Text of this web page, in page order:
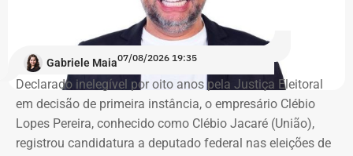
Favelas (MLB), dona Enita afirmou que o grupo de
ocupantes chegou ao atual prédio depois de sofrer quatro
“Nós já sofremos quatro despejos. O objetivo da
ocupação é justamente dar ao imóvel uma função social
que atenda as necessidades básicas das famílias. Desde
que eu entrei no MLB nunca faltou comida. Só o que falta
Gabriele Maia07/08/2026 19:35
Declarado inelegível por oito anos pela Justiça Eleitoral
em decisão de primeira instância, o empresário Clébio
Lopes Pereira, conhecido como Clébio Jacaré (União),
registrou candidatura a deputado federal nas eleições de